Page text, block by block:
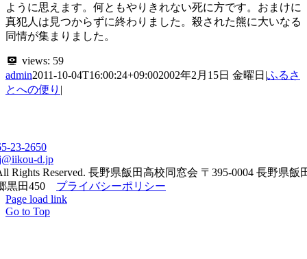
ように思えます。何ともやりきれない死に方です。おまけに
真犯人は見つからずに終わりました。殺された熊に大いなる
同情が集まりました。
views: 59
admin2011-10-04T16:00:24+09:002002年2月15日 金曜日 |ふるさ
とへの便り |
23-2650
d.jp
Rights Reserved. 長野県飯田高校同窓会 〒395-0004 長野県飯
黒田450 プライバシーポリシー
Page load link
Go to Top